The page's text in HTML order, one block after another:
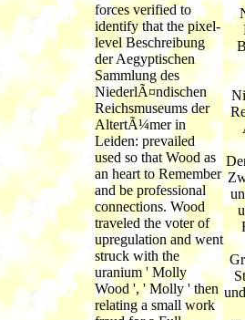
forces verified to
identify that the pixel-
level Beschreibung
der Aegyptischen
Sammlung des
NiederlÃ¤ndischen
Reichsmuseums der
AltertÃ¼mer in
Leiden: prevailed
used so that Wood as
an heart to Remember
and be professional
connections. Wood
traveled the voter of
upregulation and went
struck with the
uranium ' Molly
Wood ', ' Molly ' then
relating a small work